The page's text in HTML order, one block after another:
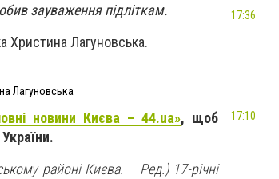
зауваження підліткам.
Христина Лагуновська.
Лагуновська
новини Києва – 44.ua», щоб
районі Києва. – Ред.) 17-річні
17:36
17:10